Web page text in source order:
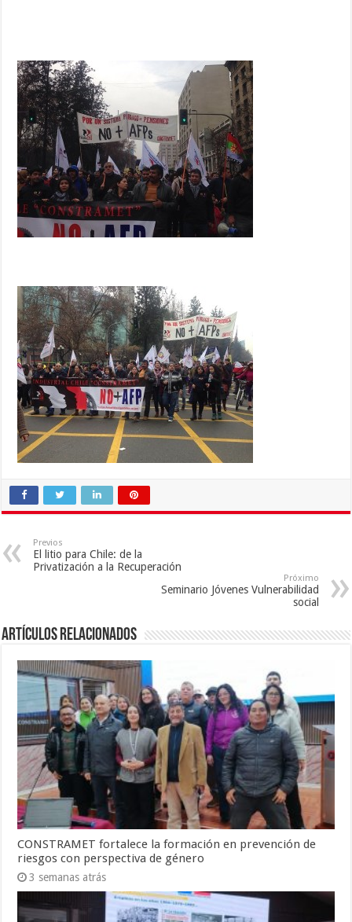
Previos
El litio para Chile: de la
Privatización a la Recuperación
Próximo
Seminario Jóvenes Vulnerabilidad
social
Artículos Relacionados
CONSTRAMET fortalece la formación en prevención de
riesgos con perspectiva de género
3 semanas atrás